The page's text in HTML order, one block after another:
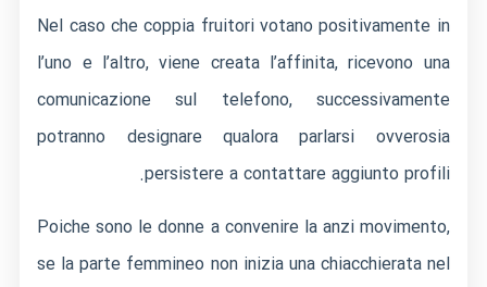
Nel caso che coppia fruitori votano positivamente in
l’uno e l’altro, viene creata l’affinita, ricevono una
comunicazione sul telefono, successivamente
potranno designare qualora parlarsi ovverosia
persistere a contattare aggiunto profili.
Poiche sono le donne a convenire la anzi movimento,
se la parte femmineo non inizia una chiacchierata nel